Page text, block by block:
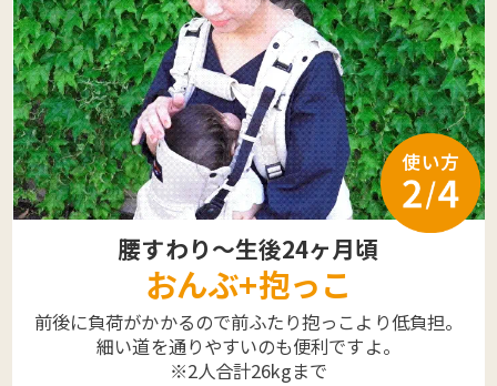
腰すわり～生後24ヶ月頃
おんぶ+抱っこ
前後に負荷がかかるので前ふたり抱っこより低負担。
細い道を通りやすいのも便利ですよ。
※2人合計26kgまで